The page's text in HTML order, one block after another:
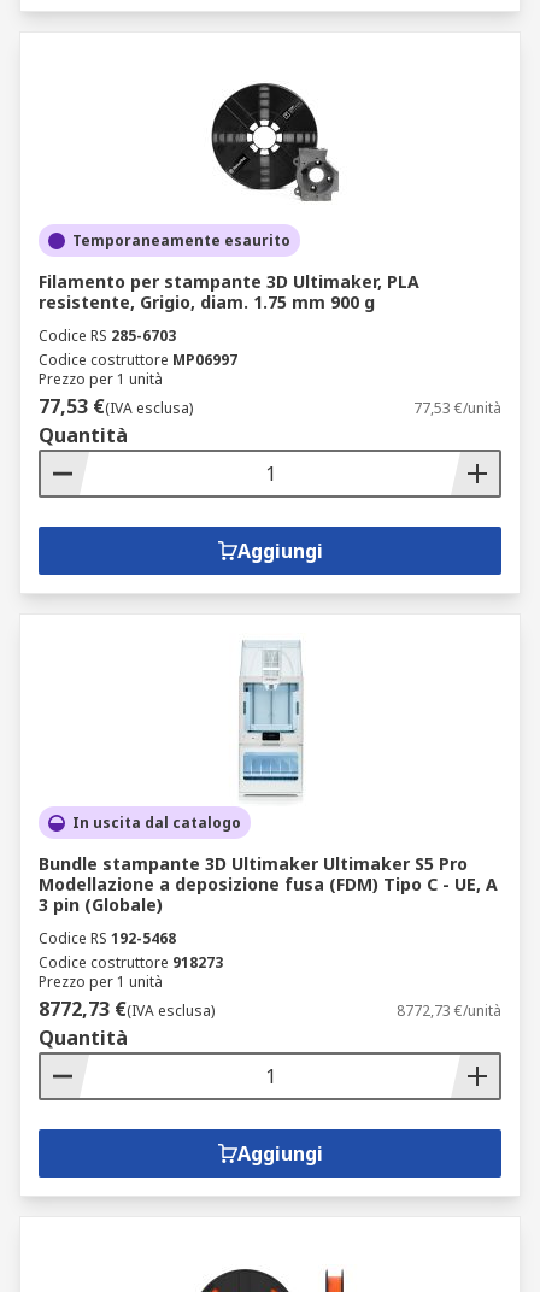
Temporaneamente esaurito
Filamento per stampante 3D Ultimaker, PLA
resistente, Grigio, diam. 1.75 mm 900 g
Codice RS 285-6703
Codice costruttore MP06997
Prezzo per 1 unità
77,53 €(IVA esclusa) 77,53 €/unità
Quantità
Aggiungi
In uscita dal catalogo
Bundle stampante 3D Ultimaker Ultimaker S5 Pro
Modellazione a deposizione fusa (FDM) Tipo C - UE, A
3 pin (Globale)
Codice RS 192-5468
Codice costruttore 918273
Prezzo per 1 unità
8772,73 €(IVA esclusa) 8772,73 €/unità
Quantità
Aggiungi